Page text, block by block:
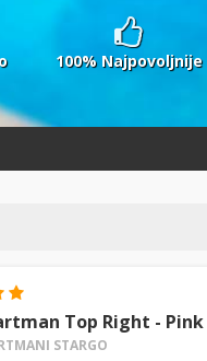
100% Najpovoljnije
Top Right - Pink
STARGO